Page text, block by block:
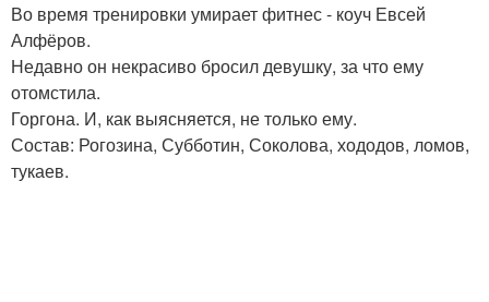
Во время тренировки умирает фитнес - коуч Евсей
Алфёров.
Недавно он некрасиво бросил девушку, за что ему
отомстила.
Горгона. И, как выясняется, не только ему.
Состав: Рогозина, Субботин, Соколова, хододов, ломов,
тукаев.